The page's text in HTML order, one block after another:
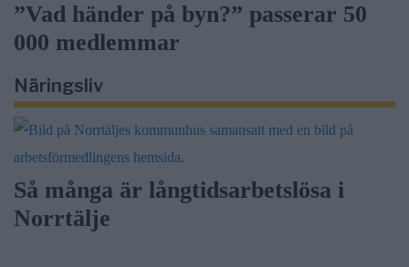
”Vad händer på byn?” passerar 50
000 medlemmar
Näringsliv
Så många är långtidsarbetslösa i
Norrtälje